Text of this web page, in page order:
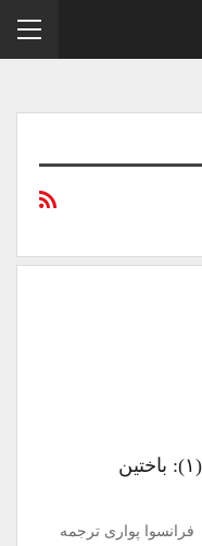
فرانسوا پواری ترجمه